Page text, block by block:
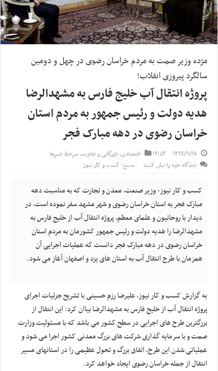
مژده وزیر صمت به مردم خراسان رضوی در چهل و دومین
سالگرد پیروزی انقلاب؛
پروژه انتقال آب خلیج فارس به مشهدالرضا
هدیه دولت و رئیس جمهور به مردم استان
خراسان رضوی در دهه مبارک فجر
۱۳۹۹/۱۱/۱۸ ۱۲:۵۴ اقتصادی,بازرگانی و تجارت,سرخط خبرها
دیدگاه خود را بیان کنید
منبع: کسب و کار نیوز
کسب و کار نیوز- وزیر صنعت، معدن و تجارت که به مناسبت دهه
مبارک فجر به استان خراسان رضوی و شهر مشهد سفر نموده است، در
دیدار با روحانیون و علمای معظم، پروژه انتقال آب از خلیج فارس به
مشهدالرضا را هدیه دولت و رئیس جمهور کشورمان به مردم استان
خراسان رضوی در دهه مبارک فجر دانست که عملیات اجرایی آن
همزمان با طرح انتقال آب به استان های یزد و اصفهان آغاز می شود.
به گزارش کسب و کار نیوز، علیرضا رزم حسینی با تشریح جزئیات اجرای
پروژه انتقال آب از خلیج فارس به مشهدالرضا بیاان کرد: این انتقال از
بزرگترین طرح های اجرایی در سطح کشور می باشد که با مسئولیت وزارت
صمت و با سرمایه گذاری شرکت های بزرگ معدنی کشور اجرا می شود و
عملیاتی شدن این طرح، اتفاق بزرگ و تحول عظیمی را در استانهای مسیر
انتقال از جمله خراسان رضوی ایجاد خواهد کرد.